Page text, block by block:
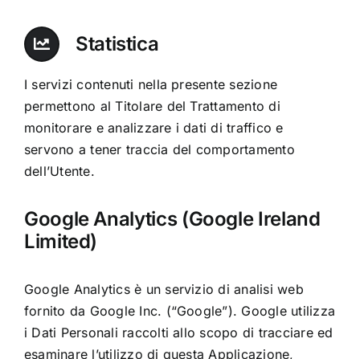
Statistica
I servizi contenuti nella presente sezione
permettono al Titolare del Trattamento di
monitorare e analizzare i dati di traffico e
servono a tener traccia del comportamento
dell’Utente.
Google Analytics (Google Ireland
Limited)
Google Analytics è un servizio di analisi web
fornito da Google Inc. (“Google”). Google utilizza
i Dati Personali raccolti allo scopo di tracciare ed
esaminare l’utilizzo di questa Applicazione,